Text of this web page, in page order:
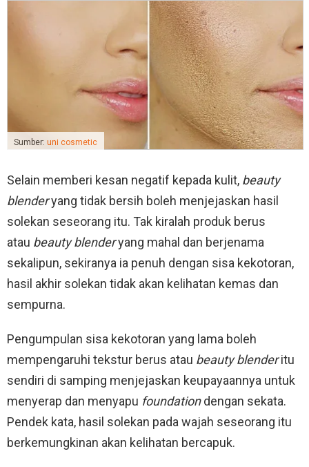
Sumber: uni cosmetic
Selain memberi kesan negatif kepada kulit, beauty
blenderyang tidak bersih boleh menjejaskan hasil
solekan seseorang itu. Tak kiralah produk berus
atau beauty blenderyang mahal dan berjenama
sekalipun, sekiranya ia penuh dengan sisa kekotoran,
hasil akhir solekan tidak akan kelihatan kemas dan
sempurna.
Pengumpulan sisa kekotoran yang lama boleh
mempengaruhi tekstur berus atau beauty blenderitu
sendiri di samping menjejaskan keupayaannya untuk
menyerap dan menyapu foundationdengan sekata.
Pendek kata, hasil solekan pada wajah seseorang itu
berkemungkinan akan kelihatan bercapuk.